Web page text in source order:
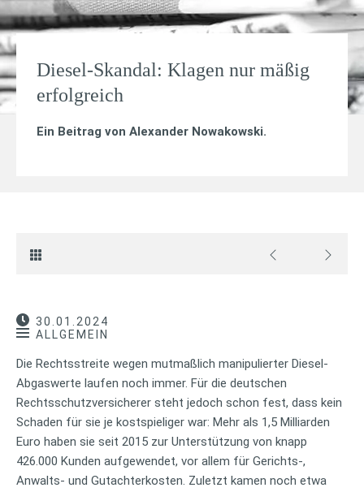
Diesel-Skandal: Klagen nur mäßig
erfolgreich
Ein Beitrag von Alexander Nowakowski.
30.01.2024
ALLGEMEIN
Die Rechtsstreite wegen mutmaßlich manipulierter Diesel-
Abgaswerte laufen noch immer. Für die deutschen
Rechtsschutzversicherer steht jedoch schon fest, dass kein
Schaden für sie je kostspieliger war: Mehr als 1,5 Milliarden
Euro haben sie seit 2015 zur Unterstützung von knapp
426.000 Kunden aufgewendet, vor allem für Gerichts-,
Anwalts- und Gutachterkosten. Zuletzt kamen noch etwa